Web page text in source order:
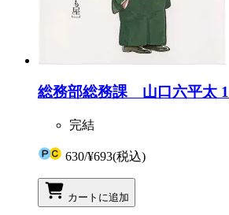
総務部総務課 山口六平太 1
完結
630/¥693(税込)
カートに追加